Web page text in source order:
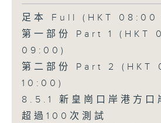
足本 Full (HKT
第一部份 Part 1 (HKT
09:00)
第二部份 Part 2 (HKT
10:00)
8.5.1 新皇崗口岸港方口
超過100次測試